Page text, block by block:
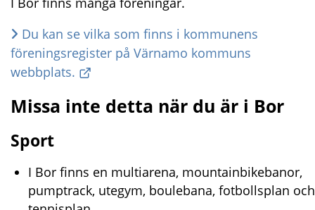
Du kan se vilka som finns i kommunens
föreningsregister på Värnamo kommuns
webbplats.
Missa inte detta när du är i Bor
Sport
I Bor finns en multiarena, mountainbikebanor,
pumptrack, utegym, boulebana, fotbollsplan och